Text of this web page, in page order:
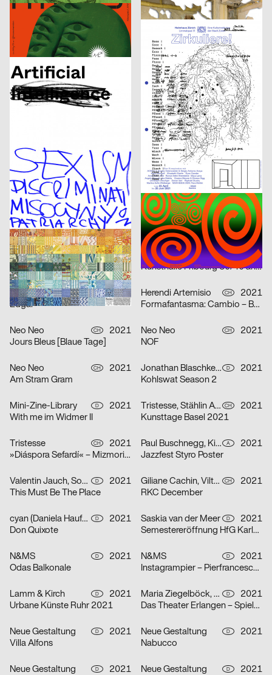
Human Parasite
Etudes d’espace [Raumstudien] n° 1-52 – Visarte Vaud
DIA Studio
2021
Optimo – Antique Legacy
Vinzenz Meyner CH
2021
Zirkuliere! Eine Konspiration
Artificial Sexism
2xGoldstein D
2021
Adele Stroh D Maximage CH
2021
ARSENIC Saison 2021–2022
Frauen der Wiener Werkstätte
3007 A
2021
Claudiabasel Grafik & Interaktion CH
2021
S AM Accsess for all
CH
2021
Die Nase
Balmer Hählen CH
2021
Foreign Agent – Live Bold
Balmer Hählen CH
2021
Fabienne Levy – Romane De Watteville
Phila Büdding, Jana Rzehak D
2021
Jazzkabinett
figures CH
2021
Kunsthalle Fribourg 30/40 ans Jubilé
Atelier Bundi AG CH
2021
Edgar
Herendi Artemisio CH
2021
Formafantasma: Cambio – Baum, Holz, Mensch
Neo Neo CH
2021
Jours Bleus [Blaue Tage]
Neo Neo CH
2021
NOF
Neo Neo CH
2021
Am Stram Gram
Jonathan Blaschke, Bruno Jacoby D
2021
Kohlswat Season 2
Mini-Zine-Library D
2021
With me im Widmer II
Tristesse, Stählin Alena CH
2021
Kunsttage Basel 2021
Tristesse CH
2021
»Diáspora Sefardí« – Mizmorim Kammermusik Festival
Paul Buschnegg, Kilian Hanappi, Marcus Wagner A
2021
Jazzfest Styro Poster
Valentin Jauch, Sonia González D
2021
This Must Be The Place
Giliane Cachin, Vilté Jurgutyté CH
2021
RKC December
cyan (Daniela Haufe + Detlef Fiedler) D
2021
Don Quixote
Saskia van der Meer D
2021
Semestereröffnung HfG Karlsruhe
N&MS D
2021
Odas Balkonale
N&MS D
2021
Instagrampier – Pierfrancesco Celada
Lamm & Kirch D
2021
Urbane Künste Ruhr 2021
Maria Ziegelböck, Neue Gestaltung D
2021
Das Theater Erlangen – Spielzeit 2021/22
Neue Gestaltung D
2021
Villa Alfons
Neue Gestaltung D
2021
Nabucco
Neue Gestaltung D
2021
Neue Gestaltung D
2021